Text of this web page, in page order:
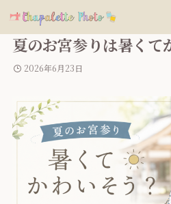
夏のお宮参りは暑くて
2026年6月23日